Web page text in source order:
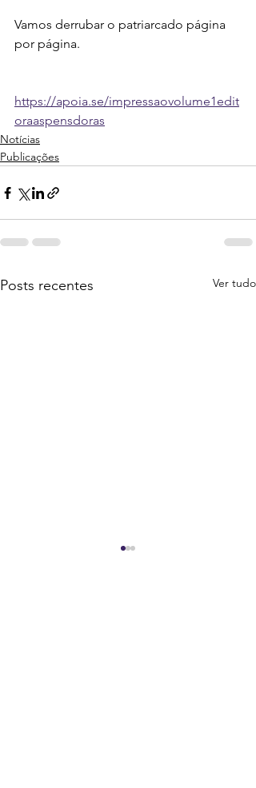
Vamos derrubar o patriarcado página
por página.
https://apoia.se/impressaovolume1edit
oraaspensdoras
Notícias
Publicações
Posts recentes Ver tudo